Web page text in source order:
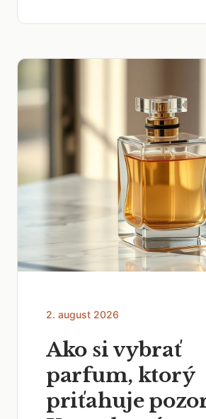
2. august 2026
Ako si vybrať
parfum, ktorý
priťahuje